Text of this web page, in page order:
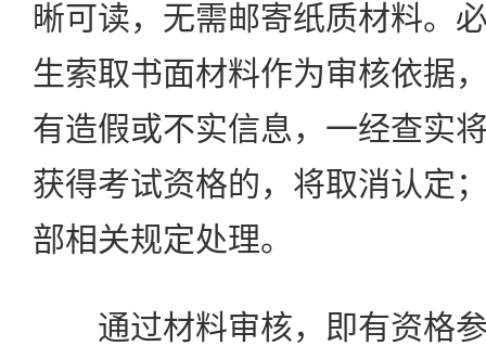
晰可读，无需邮寄纸质材料。
生索取书面材料作为审核依据
有造假或不实信息，一经查实
获得考试资格的，将取消认定
部相关规定处理。
通过材料审核，即有资格参